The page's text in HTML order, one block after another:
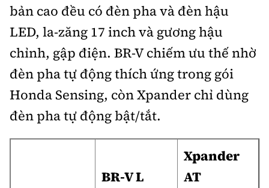
bản cao đều có đèn pha và đèn hậu
LED, la-zăng 17 inch và gương hậu
chỉnh, gập điện. BR-V chiếm ưu thế nhờ
đèn pha tự động thích ứng trong gói
Honda Sensing, còn Xpander chỉ dùng
đèn pha tự động bật/tắt.
BR-V L
Xpander
AT